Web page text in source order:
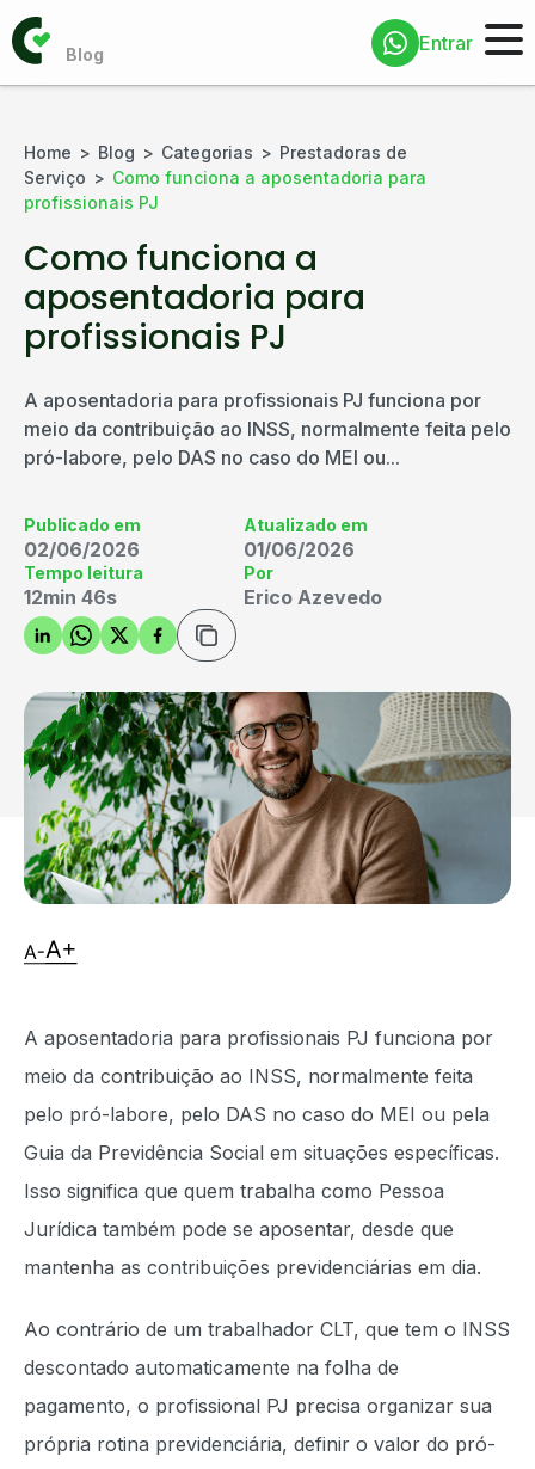
Entrar
Home Blog Categorias
Prestadoras de
Serviço
Como funciona a aposentadoria para
profissionais PJ
Como funciona a
aposentadoria para
profissionais PJ
A aposentadoria para profissionais PJ funciona por
meio da contribuição ao INSS, normalmente feita pelo
pró-labore, pelo DAS no caso do MEI ou...
Publicado em
02/06/2026
Atualizado em
01/06/2026
Tempo leitura
12min 46s
Por
Erico Azevedo
A aposentadoria para profissionais PJ funciona por
meio da contribuição ao INSS, normalmente feita
pelo pró-labore, pelo DAS no caso do MEI ou pela
Guia da Previdência Social em situações específicas.
Isso significa que quem trabalha como Pessoa
Jurídica também pode se aposentar, desde que
mantenha as contribuições previdenciárias em dia.
Ao contrário de um trabalhador CLT, que tem o INSS
descontado automaticamente na folha de
pagamento, o profissional PJ precisa organizar sua
própria rotina previdenciária, definir o valor do pró-